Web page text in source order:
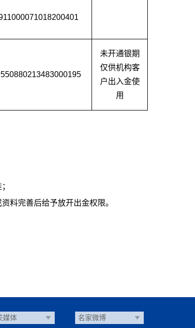
未开通银期
仅供机构客
户出入金使
用
料完善后给予放开出金权限。
媒体 名家微博